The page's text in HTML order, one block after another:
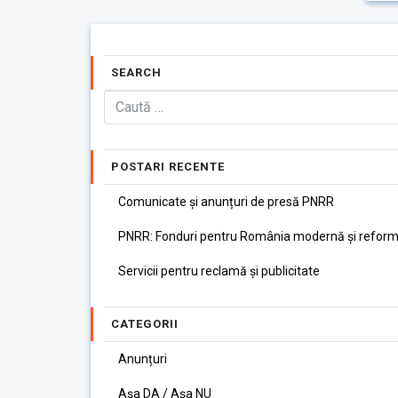
SEARCH
POSTARI RECENTE
Comunicate și anunțuri de presă PNRR
PNRR: Fonduri pentru România modernă și
Servicii pentru reclamă și publicitate
CATEGORII
Anunțuri
Așa DA / Așa NU